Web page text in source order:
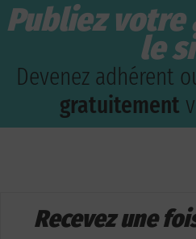
Publiez votre
le
Devenez adhérent
gratuitement
Recevez une